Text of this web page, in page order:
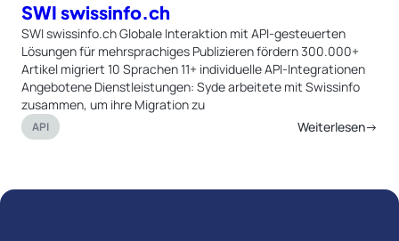
SWI swissinfo.ch
SWI swissinfo.ch Globale Interaktion mit API-gesteuerten
Lösungen für mehrsprachiges Publizieren fördern 300.000+
Artikel migriert 10 Sprachen 11+ individuelle API-Integrationen
Angebotene Dienstleistungen: Syde arbeitete mit Swissinfo
zusammen, um ihre Migration zu
API Weiterlesen→